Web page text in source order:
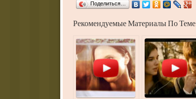
Поделиться…
Рекомендуемые Материалы По